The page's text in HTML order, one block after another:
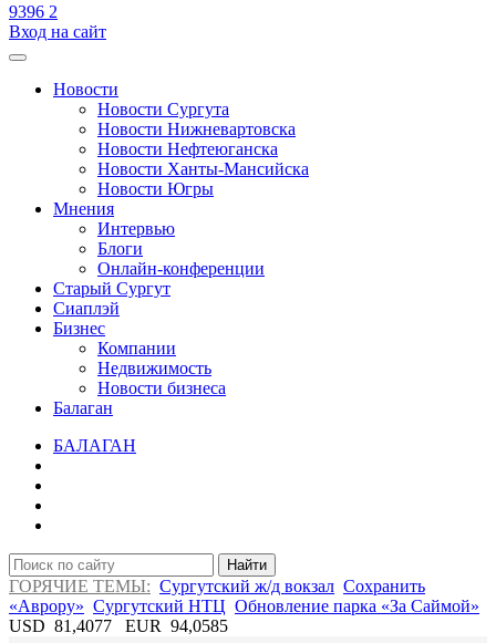
9396 2
Вход на сайт
Новости
Новости Сургута
Новости Нижневартовска
Новости Нефтеюганска
Новости Ханты-Мансийска
Новости Югры
Мнения
Интервью
Блоги
Онлайн-конференции
Старый Сургут
Сиаплэй
Бизнес
Компании
Недвижимость
Новости бизнеса
Балаган
БАЛАГАН
Найти
ГОРЯЧИЕ ТЕМЫ: Сургутский ж/д вокзал Сохранить
«Аврору» Сургутский НТЦ Обновление парка «За Саймой»
USD 81,4077 EUR 94,0585